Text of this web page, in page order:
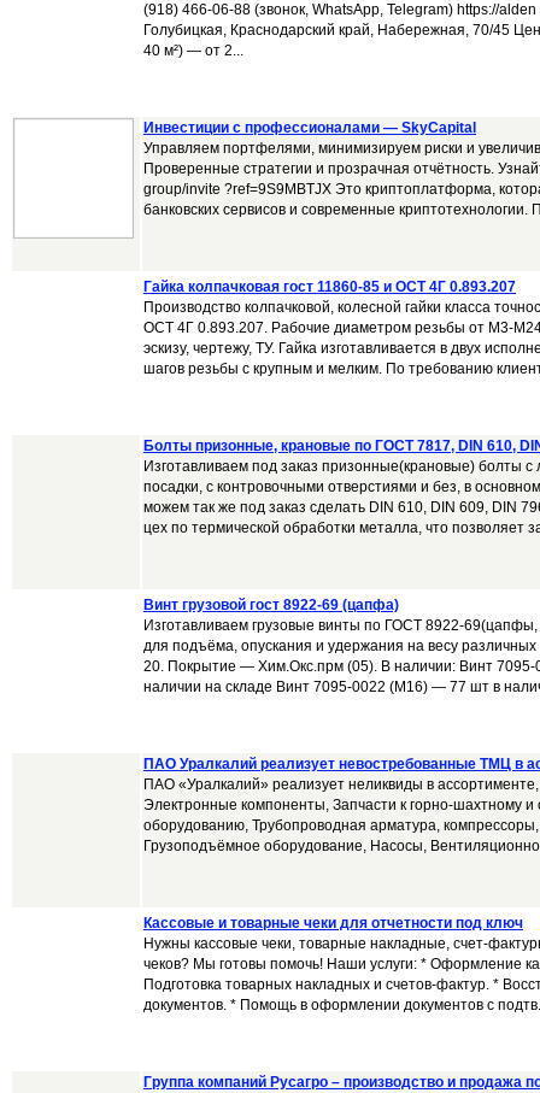
(918) 466-06-88 (звонок, WhatsApp, Telegram) https://alden
Голубицкая, Краснодарский край, Набережная, 70/45
40 м²) — от 2...
Инвестиции с профессионалами — SkyCapital
Управляем портфелями, минимизируем риски и
Проверенные стратегии и прозрачная отчётность.
group/invite ?ref=9S9MBTJX Это криптоплатформа,
банковских сервисов и современные криптотехнологии.
Гайка колпачковая гост 11860-85 и ОСТ 4Г 0.893.207
Производство колпачковой, колесной гайки класса
ОСТ 4Г 0.893.207. Рабочие диаметром резьбы от М3-
эскизу, чертежу, ТУ. Гайка изготавливается в двух
шагов резьбы с крупным и мелким. По требованию
Болты призонные, крановые по ГОСТ 7817, DIN 610,
Изготавливаем под заказ призонные(крановые) болты
посадки, с контровочными отверстиями и без, в
можем так же под заказ сделать DIN 610, DIN 609, DIN
цех по термической обработки металла, что позволяет
Винт грузовой гост 8922-69 (цапфа)
Изготавливаем грузовые винты по ГОСТ 8922-
для подъёма, опускания и удержания на весу
20. Покрытие — Хим.Окс.прм (05). В наличии: Винт
наличии на складе Винт 7095-0022 (М16) — 77 шт в
ПАО Уралкалий реализует невостребованные ТМЦ в
ПАО «Уралкалий» реализует неликвиды в
Электронные компоненты, Запчасти к горно-шахтному и
оборудованию, Трубопроводная арматура, компрессоры,
Грузоподъёмное оборудование, Насосы,
Кассовые и товарные чеки для отчетности под ключ
Нужны кассовые чеки, товарные накладные, счет-
чеков? Мы готовы помочь! Наши услуги: * Оформление
Подготовка товарных накладных и счетов-фактур. *
документов. * Помощь в оформлении документов с
Группа компаний Русагро – производство и продажа